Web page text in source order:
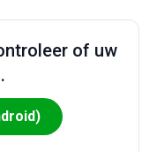
of uw